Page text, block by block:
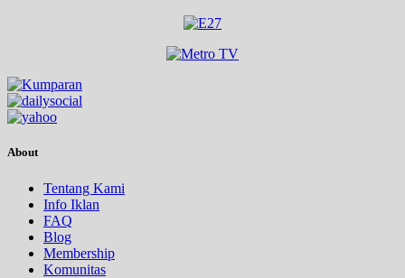
About
Tentang Kami
Info Iklan
FAQ
Blog
Membership
Komunitas